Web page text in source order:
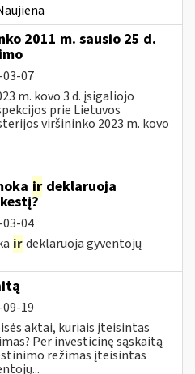
2011 m. sausio 25 d.
03-07
m. kovo 3 d. įsigaliojo
prie Lietuvos
viršininko 2023 m. kovo
ir deklaruoja
03-04
irdeklaruoja gyventojų
19
aktai, kuriais įteisintas
Per investicinę sąskaitą
režimas įteisintas